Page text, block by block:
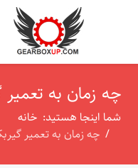
چه زمان به
شما اینجا هستید: خانه
چه زمان به تعمیر